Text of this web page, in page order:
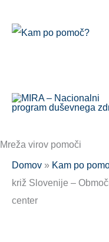
Mreža virov pomoči
Domov » Kam po
križ Slovenije –
center